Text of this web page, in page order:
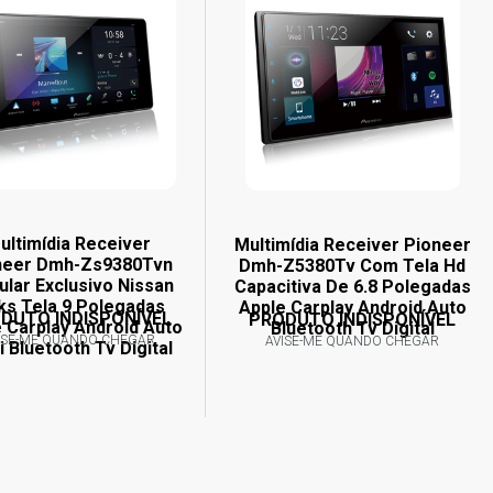
Receiver
Dmh-Zs9380Tvn
Exclusivo Nissan
Tela 9 Polegadas
Carplay Android Auto
Bluetooth Tv Digital
INDISPONÍVEL
ME QUANDO CHEGAR
Multimídia Receiver Pioneer
Dmh-Z5380Tv Com Tela Hd
Capacitiva De 6.8 Polegadas
Apple Carplay Android Auto
Bluetooth Tv Digital
PRODUTO INDISPONÍVEL
AVISE-ME QUANDO CHEGAR